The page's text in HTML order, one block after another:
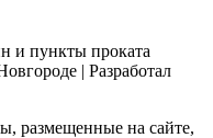
и пункты проката
| Разработал
размещенные на сайте,